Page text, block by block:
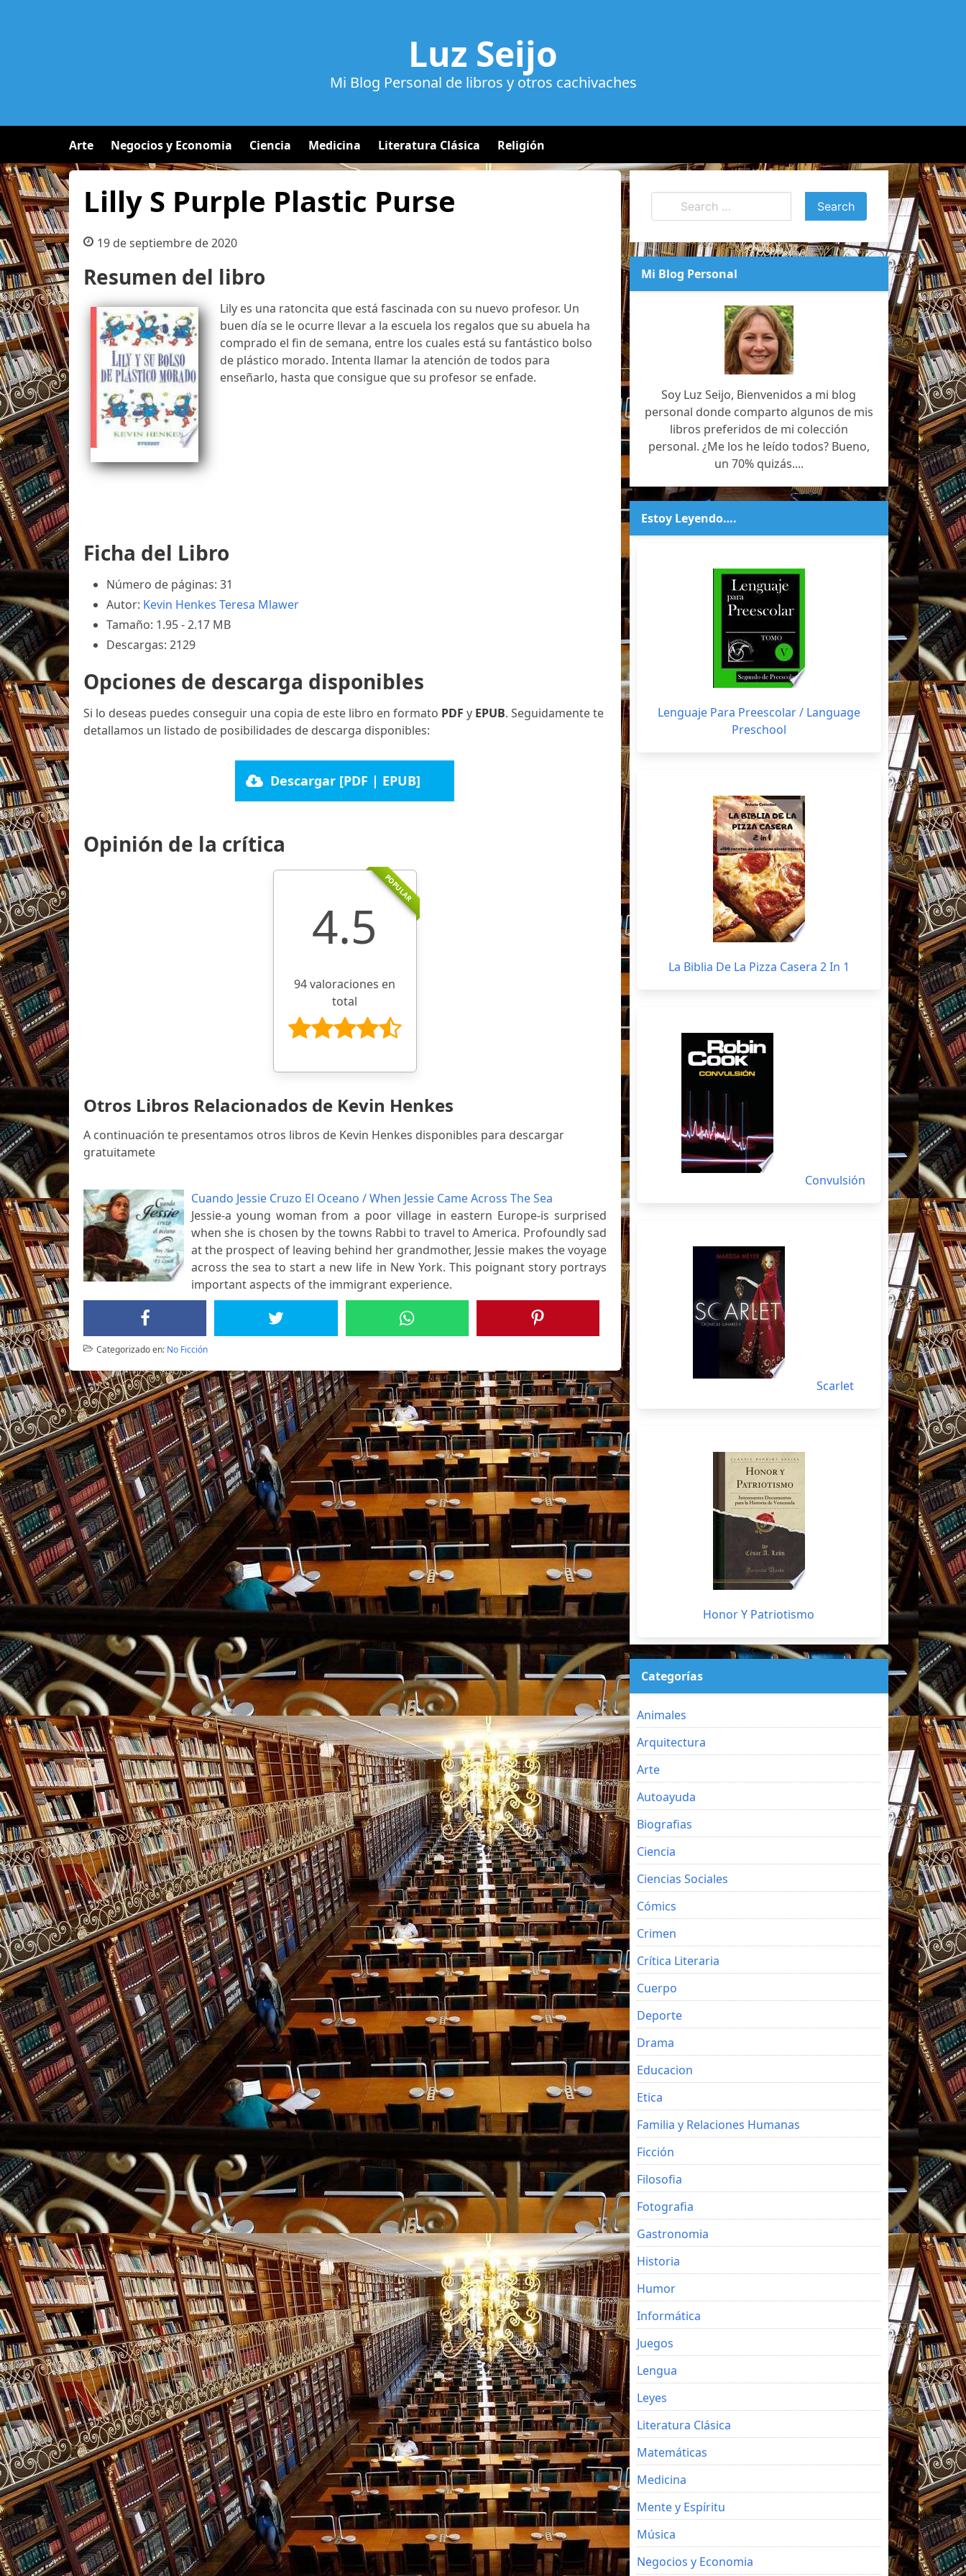
Luz Seijo
Mi Blog Personal de libros y otros cachivaches
Arte Negocios y Economia Ciencia Medicina Literatura Clásica Religión
Lilly S Purple Plastic Purse
19 de septiembre de 2020
Resumen del libro
Lily es una ratoncita que está fascinada con su nuevo profesor. Un
buen día se le ocurre llevar a la escuela los regalos que su abuela ha
comprado el fin de semana, entre los cuales está su fantástico bolso
de plástico morado. Intenta llamar la atención de todos para
enseñarlo, hasta que consigue que su profesor se enfade.
Ficha del Libro
Número de páginas: 31
Autor: Kevin Henkes Teresa Mlawer
Tamaño: 1.95 - 2.17 MB
Descargas: 2129
Opciones de descarga disponibles
Si lo deseas puedes conseguir una copia de este libro en formato PDF y EPUB. Seguidamente te
detallamos un listado de posibilidades de descarga disponibles:
Descargar [PDF | EPUB]
Opinión de la crítica
POPULAR
4.5
94 valoraciones en
total
Otros Libros Relacionados de Kevin Henkes
A continuación te presentamos otros libros de Kevin Henkes disponibles para descargar
gratuitamete
Cuando Jessie Cruzo El Oceano / When Jessie Came Across The Sea
Jessie-a young woman from a poor village in eastern Europe-is surprised
when she is chosen by the towns Rabbi to travel to America. Profoundly sad
at the prospect of leaving behind her grandmother, Jessie makes the voyage
across the sea to start a new life in New York. This poignant story portrays
important aspects of the immigrant experience.
Categorizado en: No Ficción
Mi Blog Personal
Soy Luz Seijo, Bienvenidos a mi blog
personal donde comparto algunos de mis
libros preferidos de mi colección
personal. ¿Me los he leído todos? Bueno,
un 70% quizás....
Estoy Leyendo….
Lenguaje Para Preescolar / Language
Preschool
La Biblia De La Pizza Casera 2 In 1
Convulsión
Scarlet
Honor Y Patriotismo
Categorías
Animales
Arquitectura
Arte
Autoayuda
Biografias
Ciencia
Ciencias Sociales
Cómics
Crimen
Crítica Literaria
Cuerpo
Deporte
Drama
Educacion
Etica
Familia y Relaciones Humanas
Ficción
Filosofia
Fotografia
Gastronomia
Historia
Humor
Informática
Juegos
Lengua
Leyes
Literatura Clásica
Matemáticas
Medicina
Mente y Espíritu
Música
Negocios y Economia